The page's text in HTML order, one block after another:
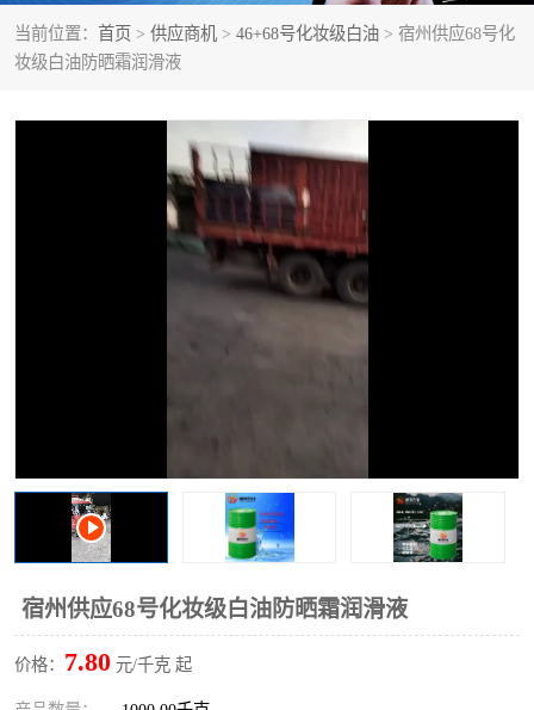
当前位置： 首页 > 供应商机 > 46+68号化妆级白油 > 宿州供应68号化
妆级白油防晒霜润滑液
宿州供应68号化妆级白油防晒霜润滑液
价格： 7.80 元/千克 起
异构烷烃 天然乳胶
26+32号化妆级白油 46+68号化妆级白油